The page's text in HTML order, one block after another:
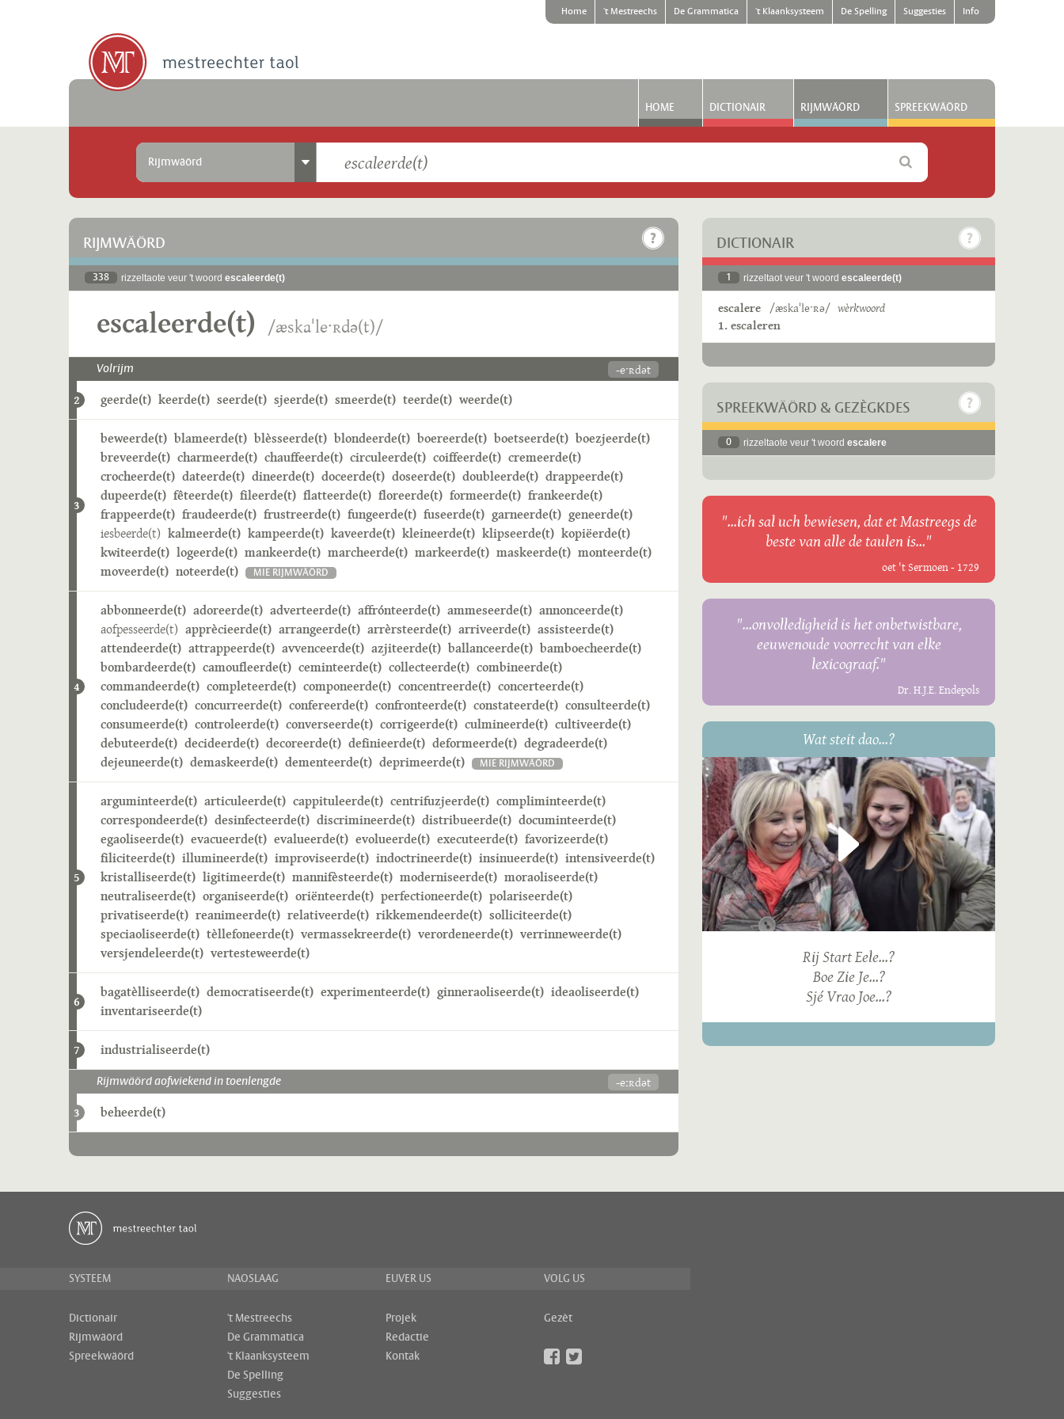
Home 't Mestreechs De Grammatica 't Klaanksysteem De Spelling Suggesties Info
HOME DICTIONAIR RIJMWÄÖRD SPREEKWÄÖRD
Rijmwäörd
RIJMWÄÖRD
338 rizzeltaote veur 't woord escaleerde(t)
escaleerde(t) /æskaˈleˑʀdə(t)/
Volrijm -eˑʀdət
2 geerde(t) keerde(t) seerde(t) sjeerde(t) smeerde(t) teerde(t) weerde(t)
3
beweerde(t) blameerde(t) blèsseerde(t) blondeerde(t) boereerde(t) boetseerde(t) boezjeerde(t)
breveerde(t) charmeerde(t) chauffeerde(t) circuleerde(t) coiffeerde(t) cremeerde(t)
crocheerde(t) dateerde(t) dineerde(t) doceerde(t) doseerde(t) doubleerde(t) drappeerde(t)
dupeerde(t) fêteerde(t) fileerde(t) flatteerde(t) floreerde(t) formeerde(t) frankeerde(t)
frappeerde(t) fraudeerde(t) frustreerde(t) fungeerde(t) fuseerde(t) garneerde(t) geneerde(t)
iesbeerde(t) kalmeerde(t) kampeerde(t) kaveerde(t) kleineerde(t) klipseerde(t) kopiëerde(t)
kwiteerde(t) logeerde(t) mankeerde(t) marcheerde(t) markeerde(t) maskeerde(t) monteerde(t)
moveerde(t) noteerde(t) MIE RIJMWÄÖRD
4
abbonneerde(t) adoreerde(t) adverteerde(t) affrónteerde(t) ammeseerde(t) annonceerde(t)
aofpesseerde(t) apprècieerde(t) arrangeerde(t) arrèrsteerde(t) arriveerde(t) assisteerde(t)
attendeerde(t) attrappeerde(t) avvenceerde(t) azjiteerde(t) ballanceerde(t) bamboecheerde(t)
bombardeerde(t) camoufleerde(t) ceminteerde(t) collecteerde(t) combineerde(t)
commandeerde(t) completeerde(t) componeerde(t) concentreerde(t) concerteerde(t)
concludeerde(t) concurreerde(t) confereerde(t) confronteerde(t) constateerde(t) consulteerde(t)
consumeerde(t) controleerde(t) converseerde(t) corrigeerde(t) culmineerde(t) cultiveerde(t)
debuteerde(t) decideerde(t) decoreerde(t) definieerde(t) deformeerde(t) degradeerde(t)
dejeuneerde(t) demaskeerde(t) dementeerde(t) deprimeerde(t) MIE RIJMWÄÖRD
5
arguminteerde(t) articuleerde(t) cappituleerde(t) centrifuzjeerde(t) compliminteerde(t)
correspondeerde(t) desinfecteerde(t) discrimineerde(t) distribueerde(t) documinteerde(t)
egaoliseerde(t) evacueerde(t) evalueerde(t) evolueerde(t) executeerde(t) favorizeerde(t)
filiciteerde(t) illumineerde(t) improviseerde(t) indoctrineerde(t) insinueerde(t) intensiveerde(t)
kristalliseerde(t) ligitimeerde(t) mannifèsteerde(t) moderniseerde(t) moraoliseerde(t)
neutraliseerde(t) organiseerde(t) oriënteerde(t) perfectioneerde(t) polariseerde(t)
privatiseerde(t) reanimeerde(t) relativeerde(t) rikkemendeerde(t) solliciteerde(t)
speciaoliseerde(t) tèllefoneerde(t) vermassekreerde(t) verordeneerde(t) verrinneweerde(t)
versjendeleerde(t) vertesteweerde(t)
6
bagatèlliseerde(t) democratiseerde(t) experimenteerde(t) ginneraoliseerde(t) ideaoliseerde(t)
inventariseerde(t)
7 industrialiseerde(t)
Rijmwäörd aofwiekend in toenlengde -eːʀdət
3 beheerde(t)
DICTIONAIR
1 rizzeltaot veur 't woord escaleerde(t)
escalere /æskaˈleˑʀə/ wèrkwoord
1. escaleren
SPREEKWÄÖRD & GEZÈGKDES
0 rizzeltaote veur 't woord escalere
"...ich sal uch bewiesen, dat et Mastreegs de
beste van alle de taulen is..."
oet 't Sermoen - 1729
"...onvolledigheid is het onbetwistbare,
eeuwenoude voorrecht van elke
lexicograaf."
Dr. H.J.E. Endepols
Wat steit dao...?
Rij Start Eele...?
Boe Zie Je...?
Sjé Vrao Joe...?
SYSTEEM
Dictionair
Rijmwäörd
Spreekwäörd
NAOSLAAG
't Mestreechs
De Grammatica
't Klaanksysteem
De Spelling
Suggesties
EUVER US
Projek
Redactie
Kontak
VOLG US
Gezèt